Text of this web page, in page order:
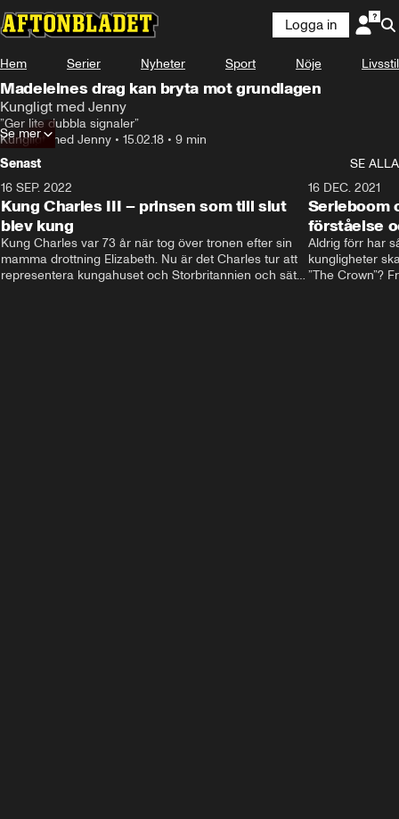
Logga in
Hem Serier Nyheter Sport Nöje Livsstil
Madeleines drag kan bryta mot grundlagen
Kungligt med Jenny
”Ger lite dubbla signaler”
Kungligt med Jenny • 15.02.18 • 9 min
Se mer
Senast
SE ALLA
16 SEP. 2022
Kung Charles III – prinsen som till slut
blev kung
Kung Charles var 73 år när tog över tronen efter sin
mamma drottning Elizabeth. Nu är det Charles tur att
representera kungahuset och Storbritannien och sätta
16 DEC. 2021
Serieboom
förståelse
Aldrig förr har
kungligheter
”The Crown”?